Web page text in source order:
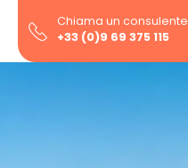
Chiama un consulente
+33 (0)9 69 375 115